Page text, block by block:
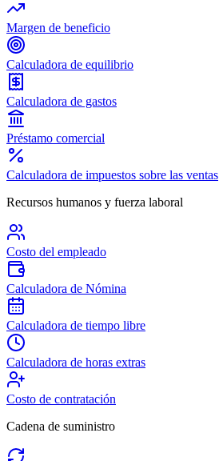
Margen de beneficio
Calculadora de equilibrio
Calculadora de gastos
Préstamo comercial
Calculadora de impuestos sobre las ventas
Recursos humanos y fuerza laboral
Costo del empleado
Calculadora de Nómina
Calculadora de tiempo libre
Calculadora de horas extras
Costo de contratación
Cadena de suministro